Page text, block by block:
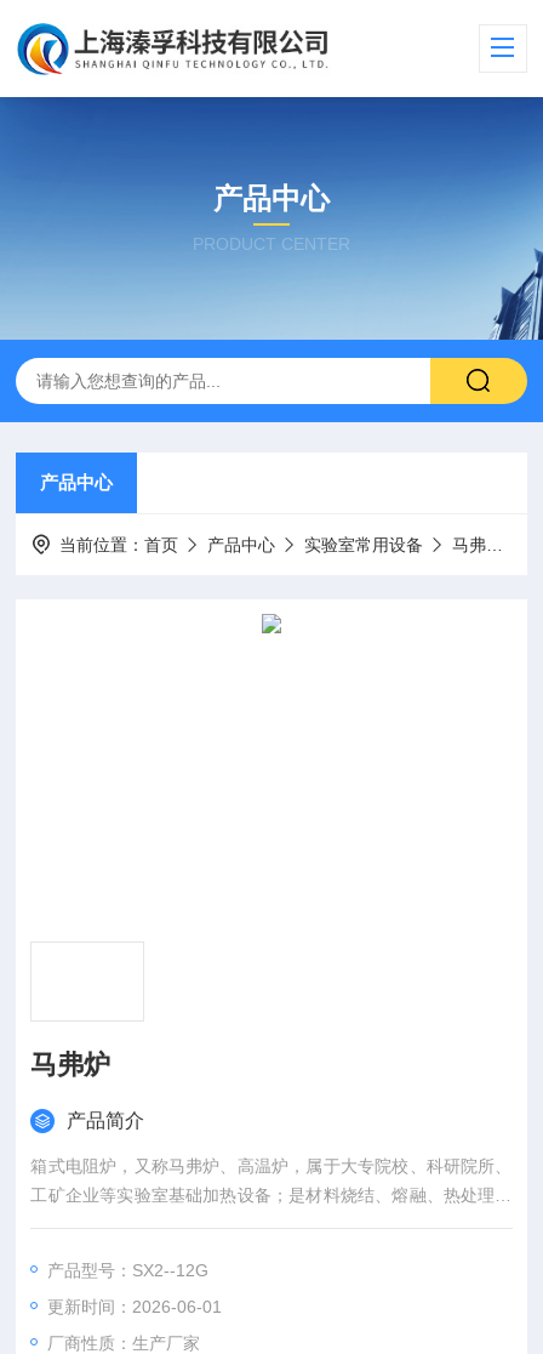
产品中心
PRODUCT CENTER
产品中心
当前位置：首页 产品中心 实验室常用设备 马弗炉
马弗炉
产品简介
箱式电阻炉，又称马弗炉、高温炉，属于大专院校、科研院所、
工矿企业等实验室基础加热设备；是材料烧结、熔融、热处理、
挥发等实验室常用仪器。
产品型号：SX2--12G
更新时间：2026-06-01
厂商性质：生产厂家